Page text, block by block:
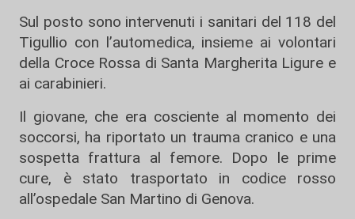
Sul posto sono intervenuti i sanitari del 118 del
Tigullio con l’automedica, insieme ai volontari
della Croce Rossa di Santa Margherita Ligure e
ai carabinieri.
Il giovane, che era cosciente al momento dei
soccorsi, ha riportato un trauma cranico e una
sospetta frattura al femore. Dopo le prime
cure, è stato trasportato in codice rosso
all’ospedale San Martino di Genova.